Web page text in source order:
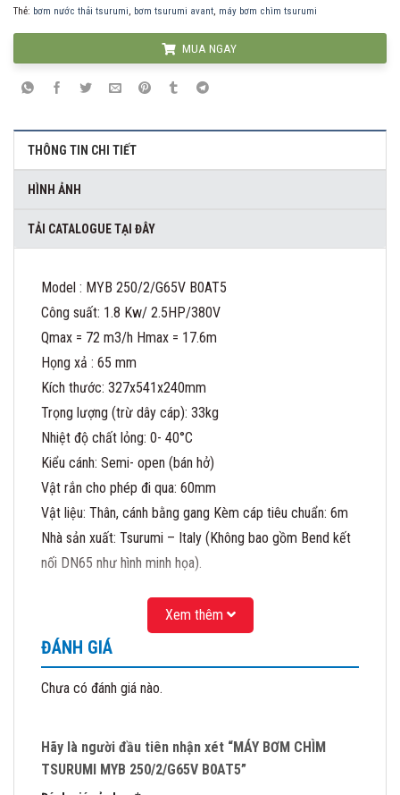
Thẻ: bơm nước thải tsurumi, bơm tsurumi avant, máy bơm chìm tsurumi
MUA NGAY
THÔNG TIN CHI TIẾT
HÌNH ẢNH
TẢI CATALOGUE TẠI ĐÂY
Model : MYB 250/2/G65V B0AT5
Công suất: 1.8 Kw/ 2.5HP/380V
Qmax = 72 m3/h Hmax = 17.6m
Họng xả : 65 mm
Kích thước: 327x541x240mm
Trọng lượng (trừ dây cáp): 33kg
Nhiệt độ chất lỏng: 0- 40°C
Kiểu cánh: Semi- open (bán hở)
Vật rắn cho phép đi qua: 60mm
Vật liệu: Thân, cánh bằng gang Kèm cáp tiêu chuẩn: 6m
Nhà sản xuất: Tsurumi – Italy (Không bao gồm Bend kết
nối DN65 như hình minh họa).
Ngoài ra chúng tôi còn cung cấp các sản phẩm máy thổi
khí chìm Tsurumi, máy khuấy chìm TSurumi, máy bơm
nước MAtra….
CÔNG TY CỔ PHẦN MATRA QUỐC TẾ
Đại diện Uỷ quyền của hãng bơm Matra – Italy
Xem thêm
ĐÁNH GIÁ
Chưa có đánh giá nào.
Hãy là người đầu tiên nhận xét “MÁY BƠM CHÌM
TSURUMI MYB 250/2/G65V B0AT5”